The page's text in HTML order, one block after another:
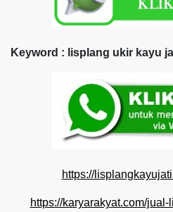
Keyword : lisplang ukir kayu
https://
https://karyarakyat.com/